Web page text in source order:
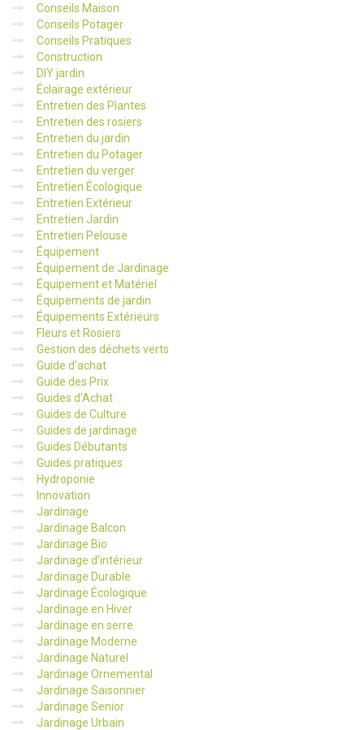
Conseils Maison
Conseils Potager
Conseils Pratiques
Construction
DIY jardin
Éclairage extérieur
Entretien des Plantes
Entretien des rosiers
Entretien du jardin
Entretien du Potager
Entretien du verger
Entretien Écologique
Entretien Extérieur
Entretien Jardin
Entretien Pelouse
Équipement
Équipement de Jardinage
Équipement et Matériel
Équipements de jardin
Équipements Extérieurs
Fleurs et Rosiers
Gestion des déchets verts
Guide d'achat
Guide des Prix
Guides d'Achat
Guides de Culture
Guides de jardinage
Guides Débutants
Guides pratiques
Hydroponie
Innovation
Jardinage
Jardinage Balcon
Jardinage Bio
Jardinage d'intérieur
Jardinage Durable
Jardinage Écologique
Jardinage en Hiver
Jardinage en serre
Jardinage Moderne
Jardinage Naturel
Jardinage Ornemental
Jardinage Saisonnier
Jardinage Senior
Jardinage Urbain